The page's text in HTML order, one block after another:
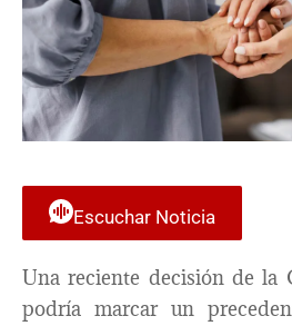
Escuchar Noticia
Una reciente decisión de la
podría marcar un